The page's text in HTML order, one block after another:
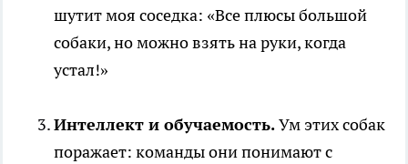
шутит моя соседка: «Все плюсы большой
собаки, но можно взять на руки, когда
устал!»
Интеллект и обучаемость.Ум этих собак
поражает: команды они понимают с